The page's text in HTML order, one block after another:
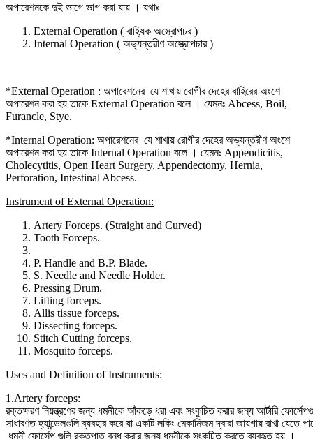
অপারেশনকে দুই ভাগে ভাগ করা যায় । যথাঃ
External Operation ( বাহ্যিক অস্ত্রোপচর )
Internal Operation ( অভ্যন্তরীণ অস্ত্রোপচার )
*External Operation : অপারেশনের যে শাখায় রোগীর দেহের বাহিরের অংশে
অপারেশন করা হয় তাকে External Operation বলে । যেমনঃ Abcess, Boil,
Furancle, Stye.
*Internal Operation: অপারেশনের যে শাখায় রোগীর দেহের অভ্যন্তরীণ অংশে
অপারেশন করা হয় তাকে Internal Operation বলে । যেমনঃ Appendicitis,
Cholecytitis, Open Heart Surgery, Appendectomy, Hernia,
Perforation, Intestinal Abcess.
Instrument of External Operation:
Artery Forceps. (Straight and Curved)
Tooth Forceps.
P. Handle and B.P. Blade.
S. Needle and Needle Holder.
Pressing Drum.
Lifting forceps.
Allis tissue forceps.
Dissecting forceps.
Stitch Cutting forceps.
Mosquito forceps.
Uses and Definition of Instruments:
1.Artery forceps:
রক্তক্ষরণ নিয়ন্ত্রণের জন্য ধমনীকে আঁকড়ে ধরা এবং সংকুচিত করার জন্য আর্টারি
সাধারণত হ্যান্ডেলগুলি ব্যবহার করে যা একটি লকিং মেকানিজম দ্বারা জায়গায় রাখা যেতে
ধমনী ফোর্সেপ গুলি রক্তপাত বন্ধ করার জন্য ধমনীকে সংকুচিত করতে ব্যবহৃত হয় ।